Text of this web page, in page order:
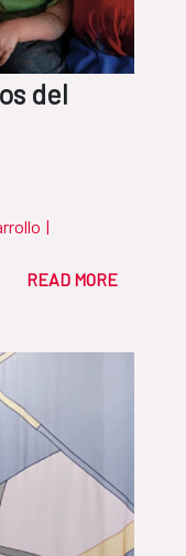
del
|
READ MORE